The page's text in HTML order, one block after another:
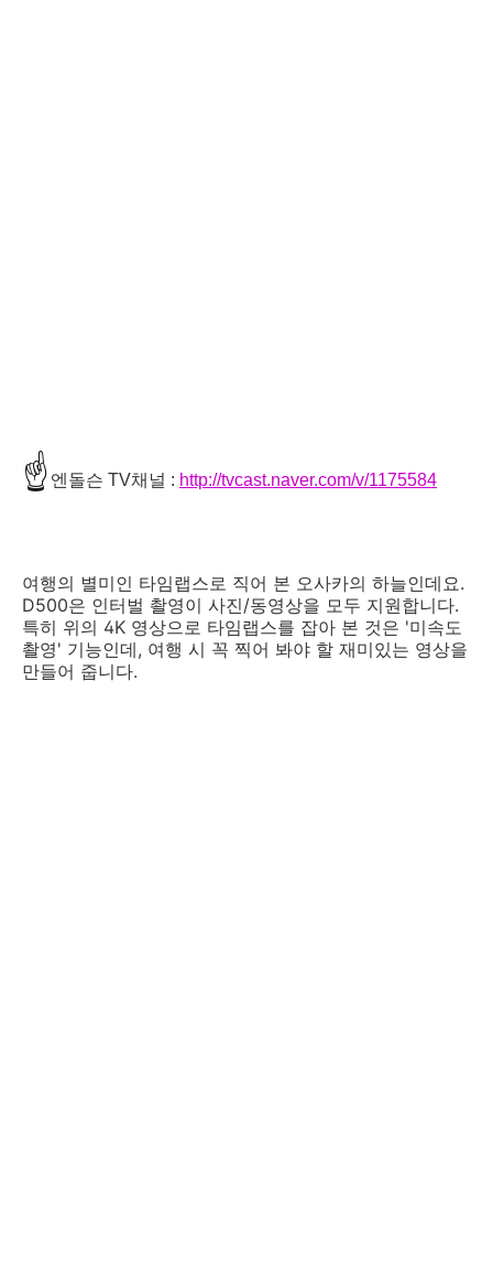
☝ 엔돌슨 TV채널 : http://tvcast.naver.com/v/1175584
여행의 별미인 타임랩스로 직어 본 오사카의 하늘인데요.
D500은 인터벌 촬영이 사진/동영상을 모두 지원합니다.
특히 위의 4K 영상으로 타임랩스를 잡아 본 것은 '미속도
촬영' 기능인데, 여행 시 꼭 찍어 봐야 할 재미있는 영상을
만들어 줍니다.